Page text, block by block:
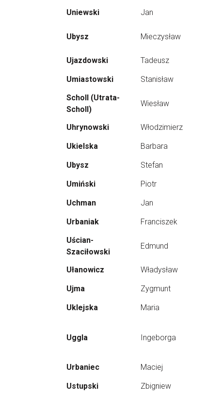
Uniewski Jan
Ubysz Mieczysław
Ujazdowski Tadeusz
Umiastowski Stanisław
Scholl (Utrata-
Scholl)
Wiesław
Uhrynowski Włodzimierz
Ukielska Barbara
Ubysz Stefan
Umiński Piotr
Uchman Jan
Urbaniak Franciszek
Uścian-
Szaciłowski
Edmund
Ułanowicz Władysław
Ujma Zygmunt
Uklejska Maria
Uggla Ingeborga
Urbaniec Maciej
Ustupski Zbigniew